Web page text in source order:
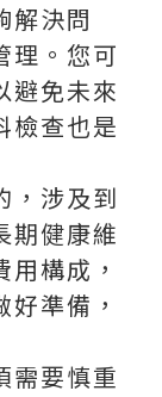
解決問
理。您可
避免未來
檢查也是
，涉及到
期健康維
構成，
準備，
需要慎重